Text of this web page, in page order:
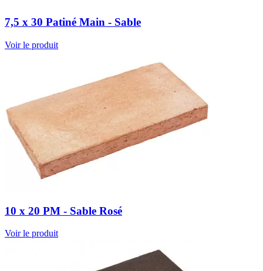
7,5 x 30 Patiné Main - Sable
Voir le produit
10 x 20 PM - Sable Rosé
Voir le produit